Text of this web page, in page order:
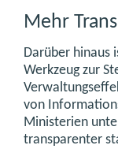
Mehr
Darüber hinaus
Werkzeug zur
von
Ministerien
transparenter